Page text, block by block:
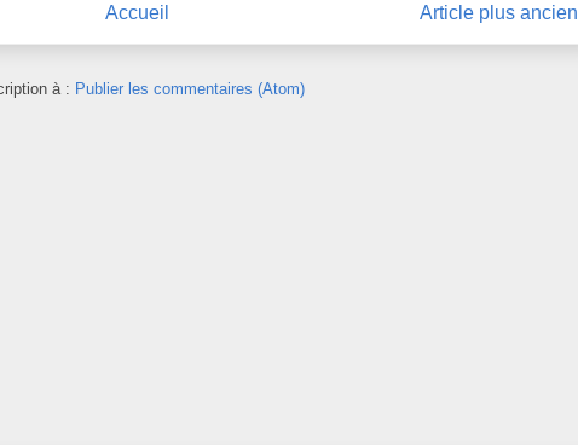
Article plus ancien
Accueil
à : Publier les commentaires (Atom)